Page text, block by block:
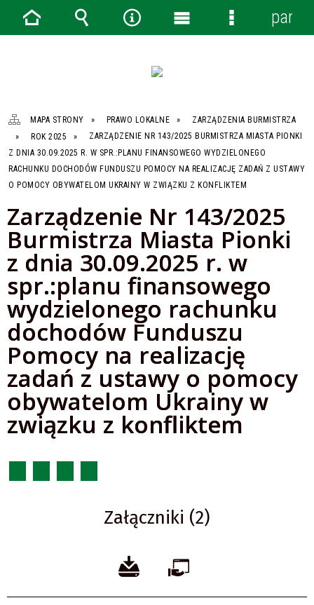
MAPA STRONY PRAWO LOKALNE
ZARZĄDZENIA BURMISTRZA
ROK 2025
ZARZĄDZENIE NR 143/2025 BURMISTRZA MIASTA PIONKI
Z DNIA 30.09.2025 R. W SPR.:PLANU FINANSOWEGO WYDZIELONEGO
RACHUNKU DOCHODÓW FUNDUSZU POMOCY NA REALIZACJĘ ZADAŃ Z USTAWY
O POMOCY OBYWATELOM UKRAINY W ZWIĄZKU Z KONFLIKTEM
Zarządzenie Nr 143/2025
Burmistrza Miasta Pionki
z dnia 30.09.2025 r. w
spr.:planu finansowego
wydzielonego rachunku
dochodów Funduszu
Pomocy na realizację
zadań z ustawy o pomocy
obywatelom Ukrainy w
związku z konfliktem
Załączniki (2)
Strona Wyszukiwarka
NarzędziaMenu
Menu
panel